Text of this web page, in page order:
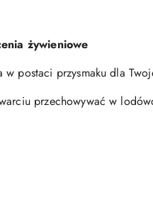
żywieniowe
w postaci przysmaku dla
przechowywać w